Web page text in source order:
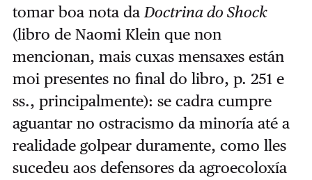
tomar boa nota da Doctrina do Shock
(libro de Naomi Klein que non
mencionan, mais cuxas mensaxes están
moi presentes no final do libro, p. 251 e
ss., principalmente): se cadra cumpre
aguantar no ostracismo da minoría até a
realidade golpear duramente, como lles
sucedeu aos defensores da agroecoloxía